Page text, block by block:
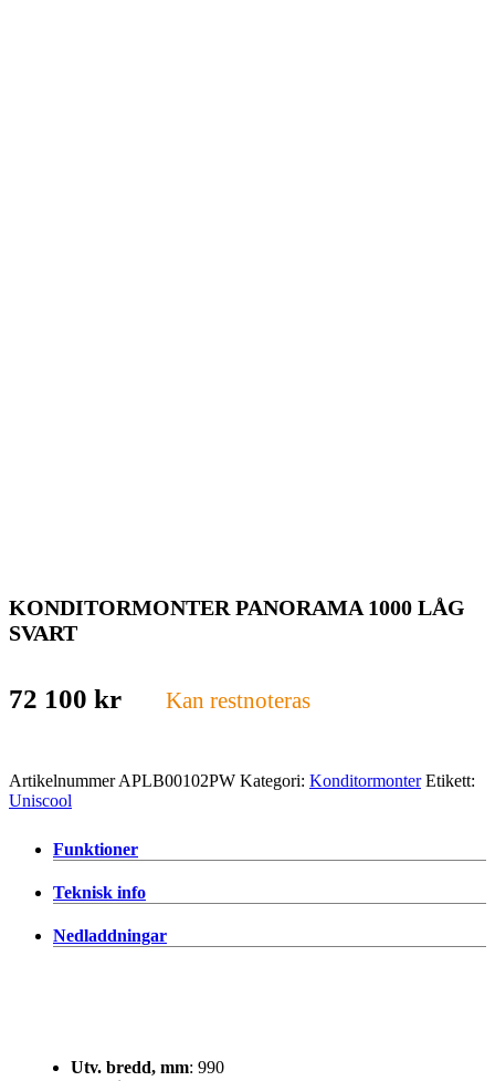
KONDITORMONTER PANORAMA 1000 LÅG
SVART
72 100 kr Kan restnoteras
ArtikelnummerAPLB00102PW Kategori: Konditormonter Etikett:
Uniscool
Funktioner
Teknisk info
Nedladdningar
Utv. bredd, mm: 990